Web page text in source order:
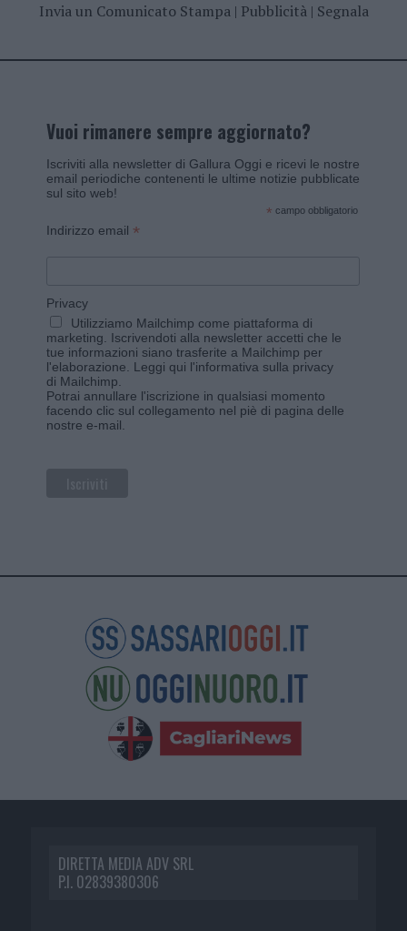
Invia un Comunicato Stampa| Pubblicità| Segnala
Vuoi rimanere sempre aggiornato?
Iscriviti alla newsletter di Gallura Oggi e ricevi le nostre
email periodiche contenenti le ultime notizie pubblicate
sul sito web!
* campo obbligatorio
Indirizzo email *
Privacy
Utilizziamo Mailchimp come piattaforma di
marketing. Iscrivendoti alla newsletter accetti che le
tue informazioni siano trasferite a Mailchimp per
l'elaborazione. Leggi qui l'informativa sulla privacy
di Mailchimp
Potrai annullare l'iscrizione in qualsiasi momento
facendo clic sul collegamento nel piè di pagina delle
nostre e-mail.
DIRETTA MEDIA ADV SRL
P.I. 02839380306